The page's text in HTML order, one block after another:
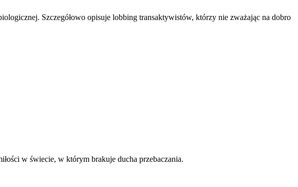
Szczegółowo opisuje lobbing transaktywistów, którzy nie zważając na dobro
w świecie, w którym brakuje ducha przebaczania.